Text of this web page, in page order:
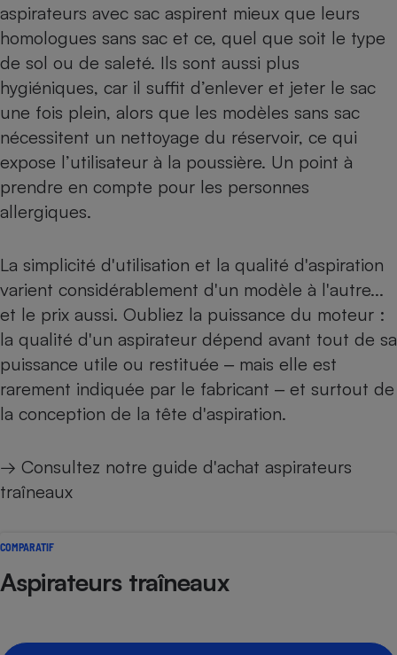
aspirateurs avec sac aspirent mieux que leurs
homologues sans sac et ce, quel que soit le type
de sol ou de saleté. Ils sont aussi plus
hygiéniques, car il suffit d’enlever et jeter le sac
une fois plein, alors que les modèles sans sac
nécessitent un nettoyage du réservoir, ce qui
expose l’utilisateur à la poussière. Un point à
prendre en compte pour les personnes
allergiques.
La simplicité d'utilisation et la qualité d'aspiration
varient considérablement d'un modèle à l'autre...
et le prix aussi. Oubliez la puissance du moteur :
la qualité d'un aspirateur dépend avant tout de sa
puissance utile ou restituée ‒ mais elle est
rarement indiquée par le fabricant ‒ et surtout de
la conception de la tête d'aspiration.
→ Consultez notre guide d'achat aspirateurs
traîneaux
COMPARATIF
Aspirateurs traîneaux
Cafetière à expressos
Robot ménager